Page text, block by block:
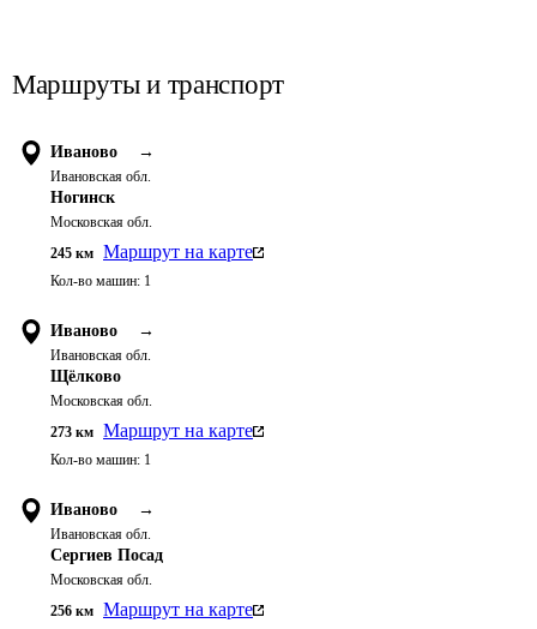
Маршруты и транспорт
Иваново →
Ивановская обл.
Ногинск
Московская обл.
245 км Маршрут на карте
Кол-во машин: 1
Иваново →
Ивановская обл.
Щёлково
Московская обл.
273 км Маршрут на карте
Кол-во машин: 1
Иваново →
Ивановская обл.
Сергиев Посад
Московская обл.
256 км Маршрут на карте